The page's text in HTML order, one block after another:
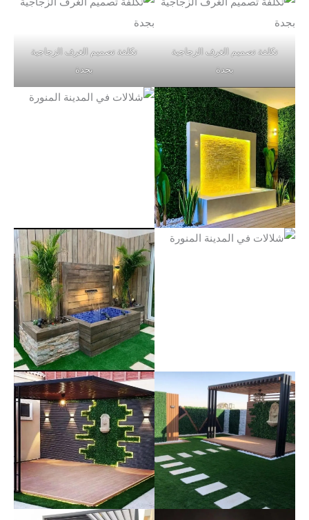
تكلفة تصميم الغرف الزجاجية
بجدة
تكلفة تصميم الغرف الزجاجية
بجدة